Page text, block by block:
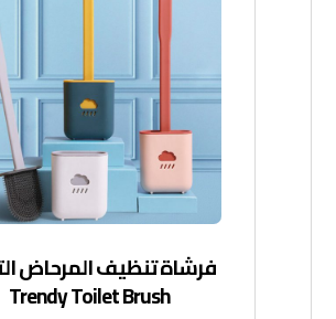
فرشاة تنظيف المرحاض
Trendy Toilet Brush